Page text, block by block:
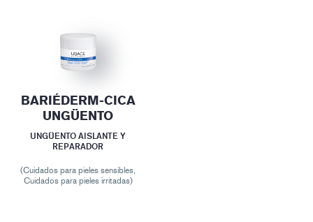
BARIÉDERM-CICA
UNGÜENTO
UNGÜENTO AISLANTE Y
REPARADOR
(Cuidados para pieles sensibles,
Cuidados para pieles irritadas)